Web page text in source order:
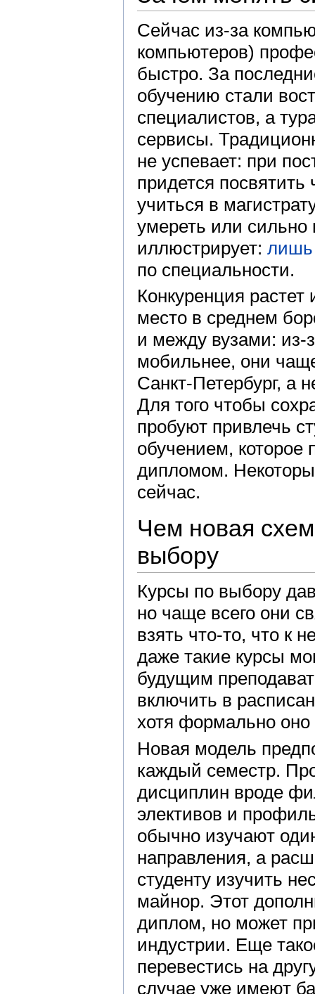
Сейчас из-за
компьютеров)
быстро. За
обучению стали
специалистов, а
сервисы.
не успевает: при
придется
учиться в
умереть или сильно
иллюстрирует: лишь
по специальности.
Конкуренция
место в среднем
и между вузами: из-
мобильнее, они
Санкт-Петербург, а
Для того чтобы
пробуют привлечь
обучением, которое
дипломом.
сейчас.
Чем новая
выбору
Курсы по выбору
но чаще всего они
взять что-то, что к
даже такие курсы
будущим
включить в
хотя формально оно
Новая модель
каждый семестр.
дисциплин вроде
элективов и
обычно изучают
направления, а
студенту изучить
майнор. Этот
диплом, но может
индустрии. Еще
перевестись на
случае уже имеют